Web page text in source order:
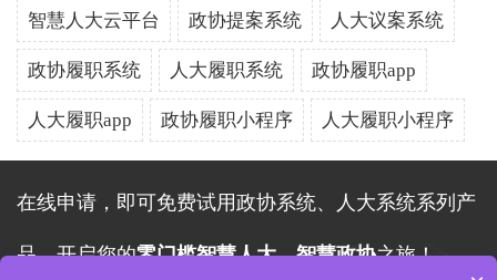
智慧人大云平台 政协提案系统 人大议案系统
政协履职系统 人大履职系统 政协履职app
人大履职app 政协履职小程序 人大履职小程序
在线申请，即可免费试用政协系统、人大系统系列产
品，开启您的零门槛智慧人大、智慧政协之旅！